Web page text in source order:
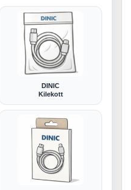
DINIC
Kilekott